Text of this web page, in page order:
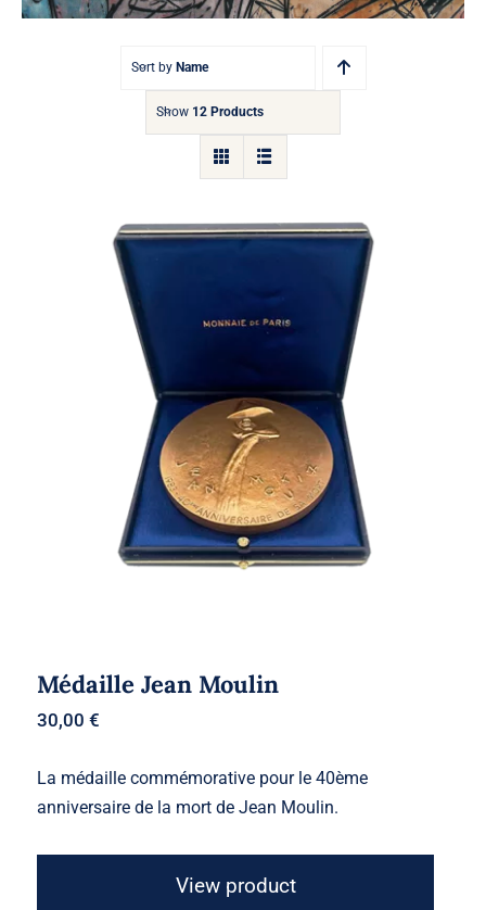
Sort by Name
Show 12 Products
Médaille Jean Moulin
Médaille Jean Moulin
30,00€
La médaille commémorative pour le 40ème
anniversaire de la mort de Jean Moulin.
View product